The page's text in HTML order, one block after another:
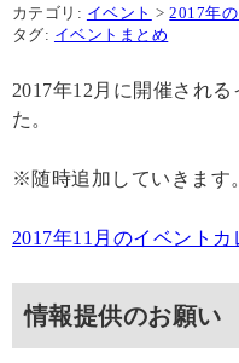
カテゴリ: イベント >2017年
タグ: イベントまとめ
2017年12月に開催され
た。
※随時追加していきます
2017年11月のイベント
情報提供のお願い